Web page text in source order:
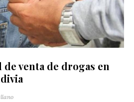
venta de drogas en